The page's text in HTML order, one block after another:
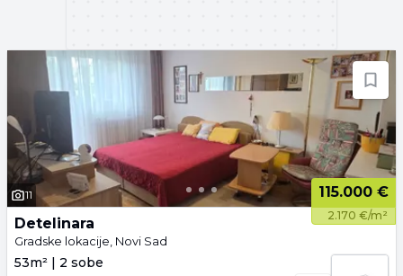
11 115.000 €
2.170 €/m²
Detelinara
Gradske lokacije, Novi Sad
53m² | 2 sobe